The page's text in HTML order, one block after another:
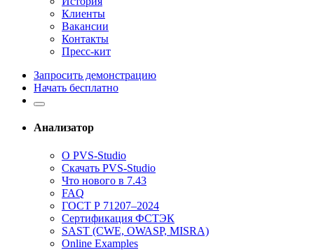
Клиенты
Вакансии
Контакты
Пресс-кит
Запросить демонстрацию
Начать бесплатно
Анализатор
О PVS-Studio
Скачать PVS-Studio
Что нового в 7.43
FAQ
ГОСТ Р 71207–2024
Сертификация ФСТЭК
SAST (CWE, OWASP, MISRA)
Online Examples